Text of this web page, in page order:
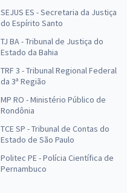
SEJUS ES - Secretaria da Justiça
do Espírito Santo
TJ BA - Tribunal de Justiça do
Estado da Bahia
TRF 3 - Tribunal Regional Federal
da 3ª Região
MP RO - Ministério Público de
Rondônia
TCE SP - Tribunal de Contas do
Estado de São Paulo
Politec PE - Polícia Científica de
Pernambuco